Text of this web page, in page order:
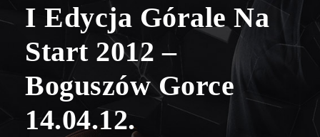
I Edycja Górale Na
Start 2012 –
Boguszów Gorce
14.04.12.